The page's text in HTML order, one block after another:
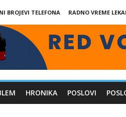
BROJEVI TELEFONA RADNO VREME
HRONIKA POSLOVI